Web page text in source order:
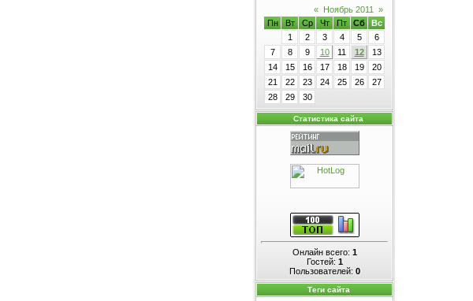
« Ноябрь 2011
»
Пн
Вт Ср Чт Пт Сб
Вс
1
2 3 4 5
6
7
8 9 10 11 12
13
14
15 16 17 18 19
20
21
22 23 24 25 26
27
28
29 30
Статистика сайта
Онлайн всего: 1
Гостей: 1
Пользователей: 0
Теги сайта